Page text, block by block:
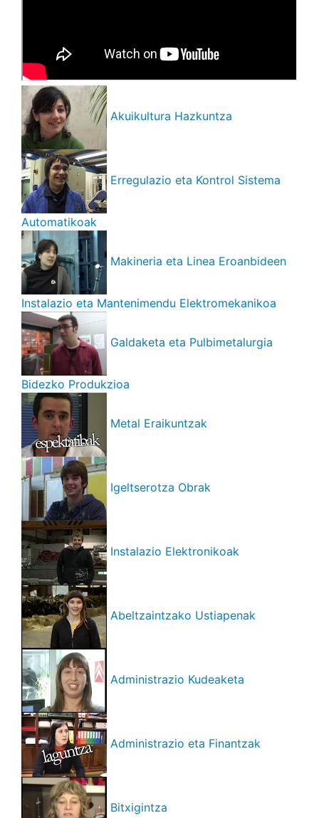
Akuikultura Hazkuntza
Erregulazio eta Kontrol Sistema
Automatikoak
Makineria eta Linea Eroanbideen
Instalazio eta Mantenimendu Elektromekanikoa
Galdaketa eta Pulbimetalurgia
Bidezko Produkzioa
Metal Eraikuntzak
Igeltserotza Obrak
Instalazio Elektronikoak
Abeltzaintzako Ustiapenak
Administrazio Kudeaketa
Administrazio eta Finantzak
Bitxigintza